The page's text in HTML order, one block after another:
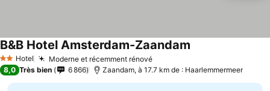
2 Étoiles
Hotel Moderne et récemment rénové
B&B Hotel Amsterdam-Zaandam
8,0 Très bien 6 866 Zaandam, à 17.7 km de : Haarlemmermeer